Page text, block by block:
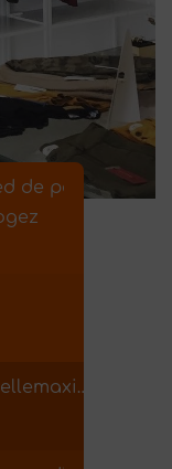
de port
contact@mademoisellemaxine.com